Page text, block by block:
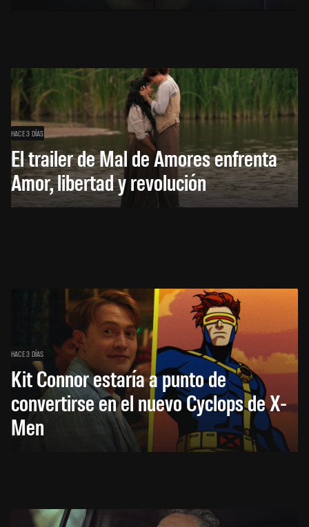
HACE 3 DÍAS
El trailer de Mal de Amores enfrenta
Amor, libertad y revolución
HACE 3 DÍAS
Kit Connor estaría a punto de
convertirse en el nuevo Cyclops de X-
Men